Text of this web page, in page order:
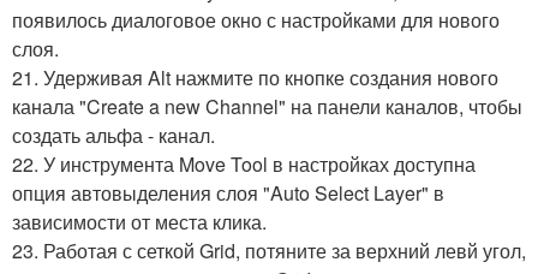
появилось диалоговое окно с настройками для нового
слоя.
21. Удерживая Alt нажмите по кнопке создания нового
канала "Create a new Channel" на панели каналов, чтобы
создать альфа - канал.
22. У инструмента Move Tool в настройках доступна
опция автовыделения слоя "Auto Select Layer" в
зависимости от места клика.
23. Работая с сеткой Grid, потяните за верхний левй угол,